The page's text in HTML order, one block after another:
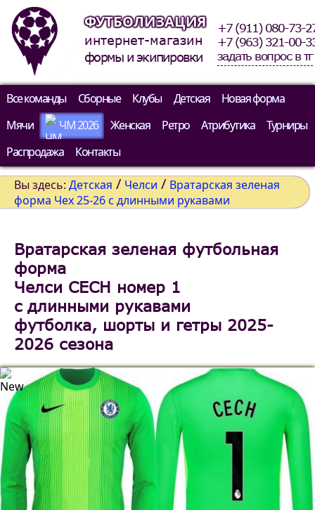
ФУТБОЛИЗАЦИЯ
интернет-магазин
формы и экипировки
+7 (911) 080-73-
+7 (963) 321-00-
задать вопрос в тг
Все команды Сборные Клубы Детская
Новая форма
Мячи
ЧМ 2026 Женская Ретро Атрибутика
Турниры
Распродажа
Контакты
Вы здесь: Детская / Челси / Вратарская зеленая
форма Чех 25-26 c длинными рукавами
Вратарская зеленая футбольная
форма
Челси CECH номер 1
c длинными рукавами
футболка, шорты и гетры 2025-
2026 сезона